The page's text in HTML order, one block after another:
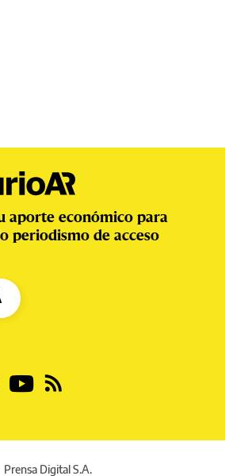
aporte económico para
periodismo de acceso
Prensa Digital S.A.